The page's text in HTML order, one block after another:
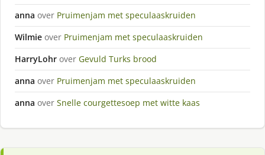
anna over Pruimenjam met speculaaskruiden
Wilmie over Pruimenjam met speculaaskruiden
HarryLohr over Gevuld Turks brood
anna over Pruimenjam met speculaaskruiden
anna over Snelle courgettesoep met witte kaas